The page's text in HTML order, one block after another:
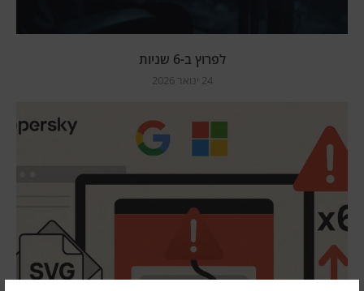
לפרוץ ב-6 שניות
24 ינואר 2026